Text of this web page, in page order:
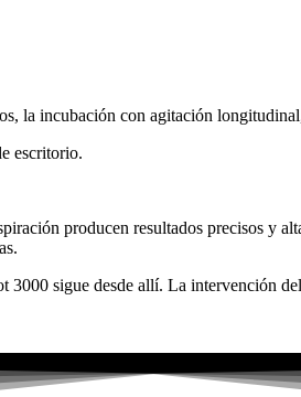
la incubación con agitación
escritorio.
producen resultados precisos y
sigue desde allí. La intervención